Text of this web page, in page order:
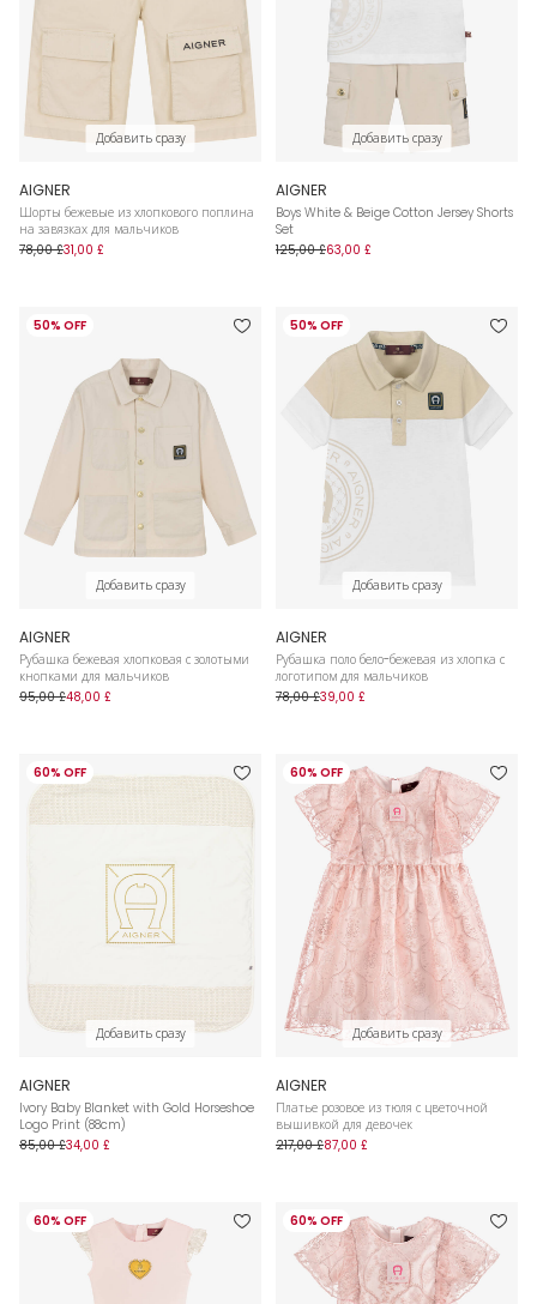
Добавить сразу
AIGNER
Шорты бежевые из хлопкового поплина
на завязках для мальчиков
78,00 £31,00 £
Добавить сразу
AIGNER
Boys White & Beige Cotton Jersey Shorts
Set
125,00 £63,00 £
50% OFF
Добавить сразу
AIGNER
Рубашка бежевая хлопковая с золотыми
кнопками для мальчиков
95,00 £48,00 £
50% OFF
Добавить сразу
AIGNER
Рубашка поло бело-бежевая из хлопка с
логотипом для мальчиков
78,00 £39,00 £
60% OFF
Добавить сразу
AIGNER
Ivory Baby Blanket with Gold Horseshoe
Logo Print (88cm)
85,00 £34,00 £
60% OFF
Добавить сразу
AIGNER
Платье розовое из тюля с цветочной
вышивкой для девочек
217,00 £87,00 £
60% OFF 60% OFF